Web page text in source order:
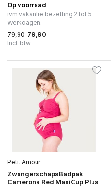
Op voorraad
ivm vakantie bezetting 2 tot 5
Werkdagen.
79,90 79,90
Incl. btw
Petit Amour
ZwangerschapsBadpak
Camerona Red MaxiCup Plus